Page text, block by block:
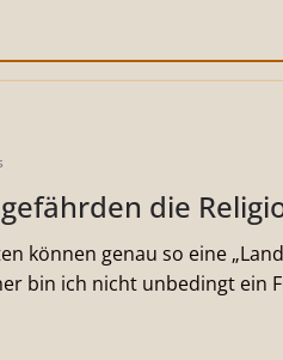
die
können genau so eine
bin ich nicht unbedingt ein